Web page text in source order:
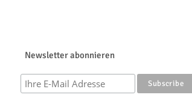
Newsletter abonnieren